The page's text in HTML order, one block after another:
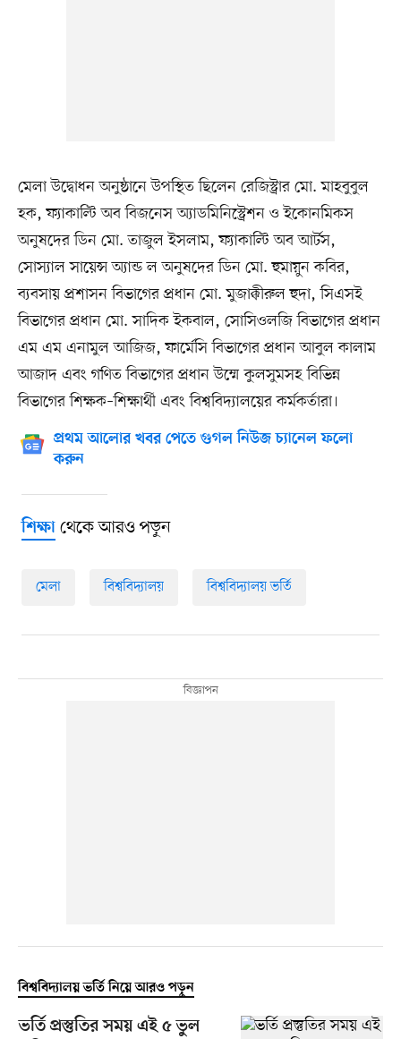
মেলা উদ্বোধন অনুষ্ঠানে উপস্থিত ছিলেন রেজিস্ট্রার মো. মাহবুবুল
হক, ফ্যাকাল্টি অব বিজনেস অ্যাডমিনিস্ট্রেশন ও ইকোনমিকস
অনুষদের ডিন মো. তাজুল ইসলাম, ফ্যাকাল্টি অব আর্টস,
সোস্যাল সায়েন্স অ্যান্ড ল অনুষদের ডিন মো. হুমায়ুন কবির,
ব্যবসায় প্রশাসন বিভাগের প্রধান মো. মুজাক্কীরুল হুদা, সিএসই
বিভাগের প্রধান মো. সাদিক ইকবাল, সোসিওলজি বিভাগের প্রধান
এম এম এনামুল আজিজ, ফার্মেসি বিভাগের প্রধান আবুল কালাম
আজাদ এবং গণিত বিভাগের প্রধান উম্মে কুলসুমসহ বিভিন্ন
বিভাগের শিক্ষক–শিক্ষার্থী এবং বিশ্ববিদ্যালয়ের কর্মকর্তারা।
প্রথম আলোর খবর পেতে গুগল নিউজ চ্যানেল ফলো
করুন
শিক্ষাথেকে আরও পড়ুন
মেলা বিশ্ববিদ্যালয় বিশ্ববিদ্যালয় ভর্তি
বিশ্ববিদ্যালয় ভর্তি নিয়ে আরও পড়ুন
ভর্তি প্রস্তুতির সময় এই ৫ ভুল